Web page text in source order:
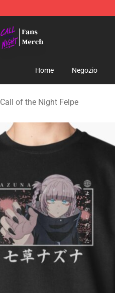
Home Negozio
Call of the Night Felpe